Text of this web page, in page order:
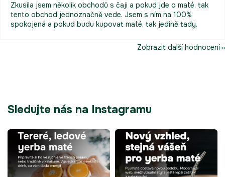
Zkusila jsem několik obchodů s čaji a pokud jde o maté, tak
tento obchod jednoznačně vede. Jsem s ním na 100%
spokojená a pokud budu kupovat maté, tak jedině tady.
Zobrazit další hodnocení
Sledujte nás na Instagramu